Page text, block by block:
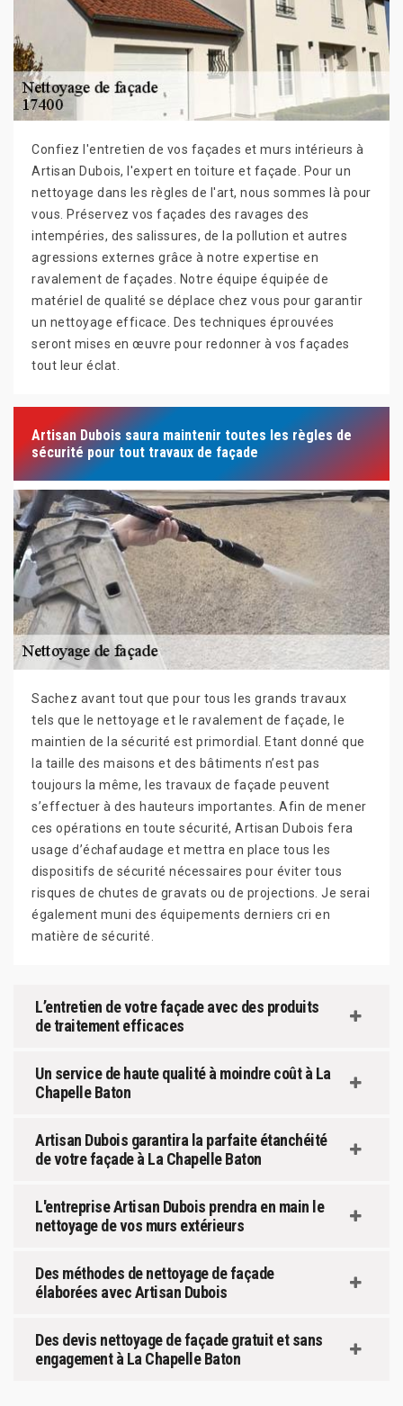
Confiez l'entretien de vos façades et murs intérieurs à
Artisan Dubois, l'expert en toiture et façade. Pour un
nettoyage dans les règles de l'art, nous sommes là pour
vous. Préservez vos façades des ravages des
intempéries, des salissures, de la pollution et autres
agressions externes grâce à notre expertise en
ravalement de façades. Notre équipe équipée de
matériel de qualité se déplace chez vous pour garantir
un nettoyage efficace. Des techniques éprouvées
seront mises en œuvre pour redonner à vos façades
tout leur éclat.
Artisan Dubois saura maintenir toutes les règles de
sécurité pour tout travaux de façade
Sachez avant tout que pour tous les grands travaux
tels que le nettoyage et le ravalement de façade, le
maintien de la sécurité est primordial. Etant donné que
la taille des maisons et des bâtiments n’est pas
toujours la même, les travaux de façade peuvent
s’effectuer à des hauteurs importantes. Afin de mener
ces opérations en toute sécurité, Artisan Dubois fera
usage d’échafaudage et mettra en place tous les
dispositifs de sécurité nécessaires pour éviter tous
risques de chutes de gravats ou de projections. Je serai
également muni des équipements derniers cri en
matière de sécurité.
L’entretien de votre façade avec des produits
de traitement efficaces
Un service de haute qualité à moindre coût à La
Chapelle Baton
Artisan Dubois garantira la parfaite étanchéité
de votre façade à La Chapelle Baton
L'entreprise Artisan Dubois prendra en main le
nettoyage de vos murs extérieurs
Des méthodes de nettoyage de façade
élaborées avec Artisan Dubois
Des devis nettoyage de façade gratuit et sans
engagement à La Chapelle Baton